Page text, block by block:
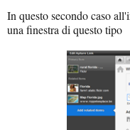
In questo secondo caso
una finestra di questo tipo